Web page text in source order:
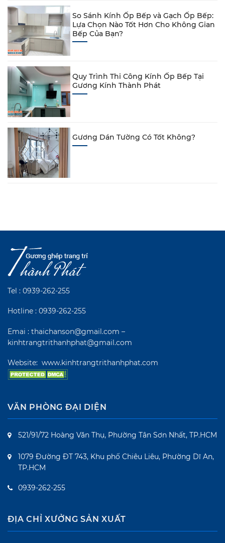
So Sánh Kính Ốp Bếp và Gạch Ốp Bếp:
Lựa Chọn Nào Tốt Hơn Cho Không Gian
Bếp Của Bạn?
Quy Trình Thi Công Kính Ốp Bếp Tại
Gương Kính Thành Phát
Gương Dán Tường Có Tốt Không?
Tel : 0939-262-255
Hotline : 0939-262-255
Emai : thaichanson@gmail.com –
kinhtrangtrithanhphat@gmail.com
Website: www.kinhtrangtrithanhphat.com
VĂN PHÒNG ĐẠI DIỆN
521/91/72 Hoàng Văn Thụ, Phường Tân Sơn Nhất, TP.HCM
1079 Đường ĐT 743, Khu phố Chiêu Liêu, Phường Dĩ An,
TP.HCM
0939-262-255
ĐỊA CHỈ XƯỞNG SẢN XUẤT